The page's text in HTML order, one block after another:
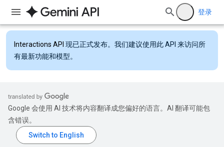
登录
Interactions API 现已正式发布。我们建议使用此 API 来访问所
有最新功能和模型。
Google 会使用 AI 技术将内容翻译成您偏好的语言。AI 翻译可能包
含错误。